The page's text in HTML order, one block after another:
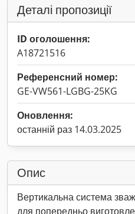
Деталі пропозиції
ID оголошення:
A18721516
Референсний номер:
GE-VW561-LGBG-25KG
Оновлення:
останній раз 14.03.2025
Опис
Вертикальна система
для попередньо